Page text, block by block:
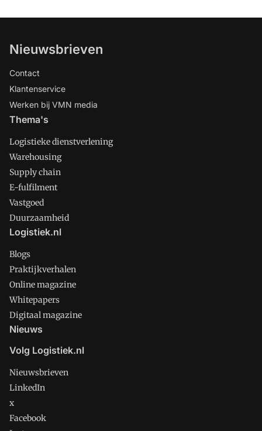
Nieuwsbrieven
Contact
Klantenservice
Werken bij VMN media
Thema's
Logistieke dienstverlening
Warehousing
Supply chain
E-fulfilment
Vastgoed
Duurzaamheid
Logistiek.nl
Blogs
Praktijkverhalen
Online magazine
Whitepapers
Digitaal magazine
Nieuws
Volg Logistiek.nl
Nieuwsbrieven
LinkedIn
x
Facebook